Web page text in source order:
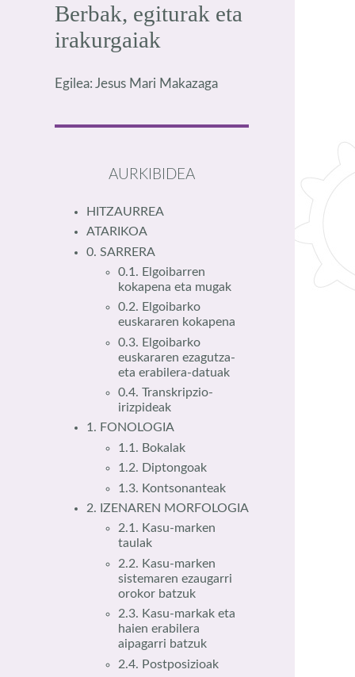
Berbak, egiturak eta
irakurgaiak
Egilea: Jesus Mari Makazaga
AURKIBIDEA
HITZAURREA
ATARIKOA
0. SARRERA
0.1. Elgoibarren
kokapena eta mugak
0.2. Elgoibarko
euskararen kokapena
0.3. Elgoibarko
euskararen ezagutza-
eta erabilera-datuak
0.4. Transkripzio-
irizpideak
1. FONOLOGIA
1.1. Bokalak
1.2. Diptongoak
1.3. Kontsonanteak
2. IZENAREN MORFOLOGIA
2.1. Kasu-marken
taulak
2.2. Kasu-marken
sistemaren ezaugarri
orokor batzuk
2.3. Kasu-markak eta
haien erabilera
aipagarri batzuk
2.4. Postposizioak